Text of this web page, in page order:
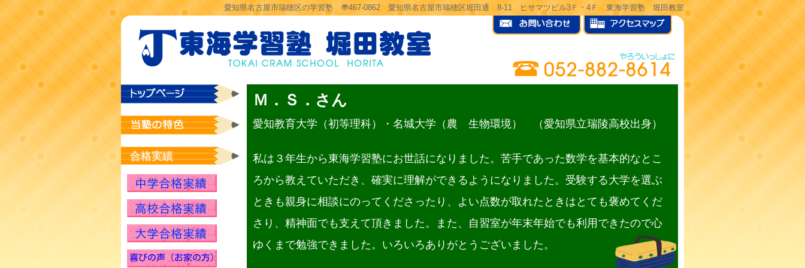
愛知県名古屋市瑞穂区の学習塾 〠467-0862 愛知県名古屋市瑞穂区堀田通 8-11 ヒサマツビル3Ｆ・4Ｆ 東海学習塾 堀田教室
Ｍ．Ｓ．さん
愛知教育大学（初等理科）・名城大学（農 生物環境） （愛知県立瑞陵高校出身）
私は３年生から東海学習塾にお世話になりました。苦手であった数学を基本的なとこ
ろから教えていただき、確実に理解ができるようになりました。受験する大学を選ぶ
ときも親身に相談にのってくださったり、よい点数が取れたときはとても褒めてくだ
さり、精神面でも支えて頂きました。また、自習室が年末年始でも利用できたので心
ゆくまで勉強できました。いろいろありがとうございました。
合格実績